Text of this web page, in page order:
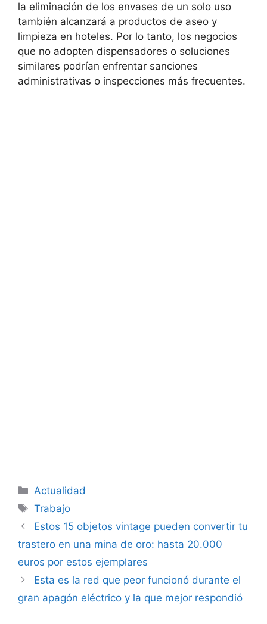
la eliminación de los envases de un solo uso
también alcanzará a productos de aseo y
limpieza en hoteles. Por lo tanto, los negocios
que no adopten dispensadores o soluciones
similares podrían enfrentar sanciones
administrativas o inspecciones más frecuentes.
Categorías
Actualidad
Etiquetas
Trabajo
Estos 15 objetos vintage pueden convertir tu
trastero en una mina de oro: hasta 20.000
euros por estos ejemplares
Esta es la red que peor funcionó durante el
gran apagón eléctrico y la que mejor respondió